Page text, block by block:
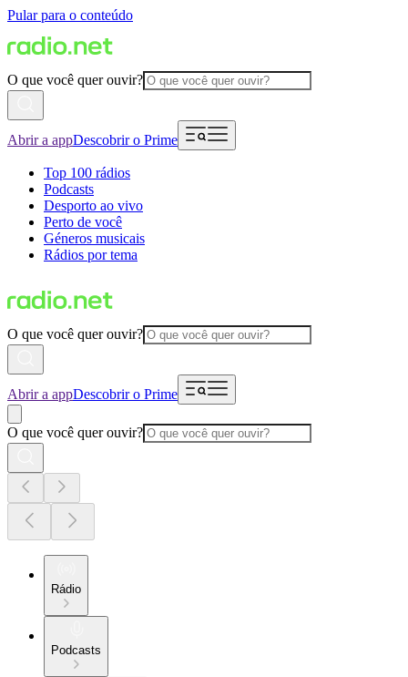
Pular para o conteúdo
O que você quer ouvir?
Abrir a appDescobrir o Prime
Top 100 rádios
Podcasts
Desporto ao vivo
Perto de você
Géneros musicais
Rádios por tema
O que você quer ouvir?
Abrir a appDescobrir o Prime
O que você quer ouvir?
Rádio
Podcasts